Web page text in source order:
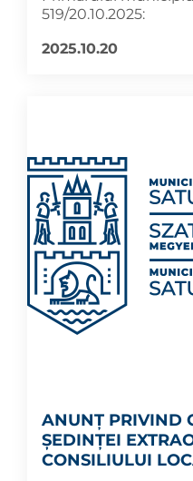
519/20.10.2025:
2025.10.20
ANUNȚ PRIVIND
ȘEDINȚEI
CONSILIULUI